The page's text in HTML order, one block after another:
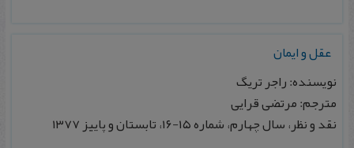
عقل و ایمان
نویسنده: راجر تریگ
مترجم: مرتضی قرایی
نقد و نظر، سال چهارم، شماره ۱۵-۱۶، تابستان و پاییز ۱۳۷۷